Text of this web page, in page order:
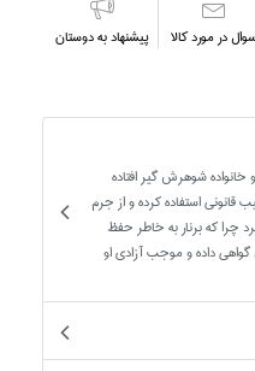
در مورد كالا پیشنهاد به دوستان
شوهرش گير افتاده
استفاده كرده و از جرم
كه برنار به خاطر حفظ
گواهي داده و موجب آزادي او